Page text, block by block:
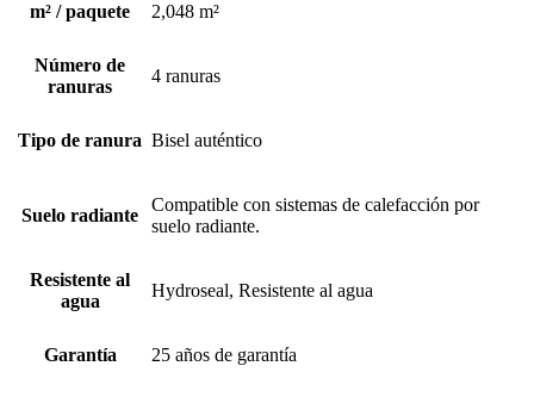
m² / paquete 2,048 m²
Número de
ranuras
4 ranuras
Tipo de ranura Bisel auténtico
Suelo radiante
Compatible con sistemas de calefacción por
suelo radiante.
Resistente al
agua
Hydroseal, Resistente al agua
Garantía 25 años de garantía